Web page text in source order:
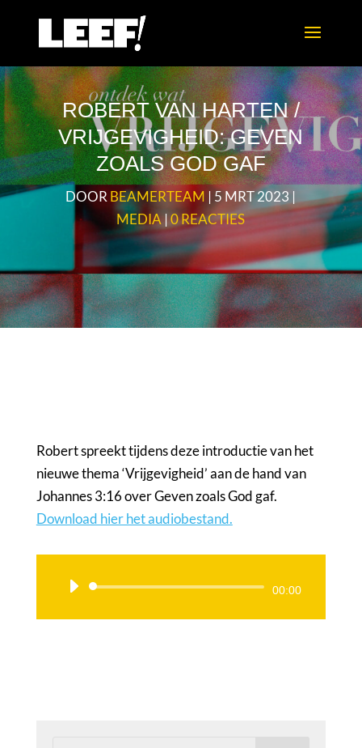
ROBERT VAN HARTEN /
VRIJGEVIGHEID: GEVEN
ZOALS GOD GAF
DOOR BEAMERTEAM | 5 MRT 2023 |
MEDIA|0 REACTIES
Robert spreekt tijdens deze introductie van het
nieuwe thema ‘Vrijgevigheid’ aan de hand van
Johannes 3:16 over Geven zoals God gaf.
Download hier het audiobestand.
Audiospeler 00:00